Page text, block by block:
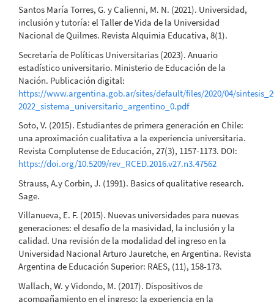
Santos María Torres, G. y Calienni, M. N. (2021). Universidad,
inclusión y tutoría: el Taller de Vida de la Universidad
Nacional de Quilmes. Revista Alquimia Educativa, 8(1).
Secretaría de Políticas Universitarias (2023). Anuario
estadístico universitario. Ministerio de Educación de la
Nación. Publicación digital:
https://www.argentina.gob.ar/sites/default/files/2020/04/
2022_sistema_universitario_argentino_0.pdf
Soto, V. (2015). Estudiantes de primera generación en Chile:
una aproximación cualitativa a la experiencia universitaria.
Revista Complutense de Educación, 27(3), 1157-1173. DOI:
https://doi.org/10.5209/rev_RCED.2016.v27.n3.47562
Strauss, A.y Corbin, J. (1991). Basics of qualitative research.
Sage.
Villanueva, E. F. (2015). Nuevas universidades para nuevas
generaciones: el desafío de la masividad, la inclusión y la
calidad. Una revisión de la modalidad del ingreso en la
Universidad Nacional Arturo Jauretche, en Argentina. Revista
Argentina de Educación Superior: RAES, (11), 158-173.
Wallach, W. y Vidondo, M. (2017). Dispositivos de
acompañamiento en el ingreso: la experiencia en la